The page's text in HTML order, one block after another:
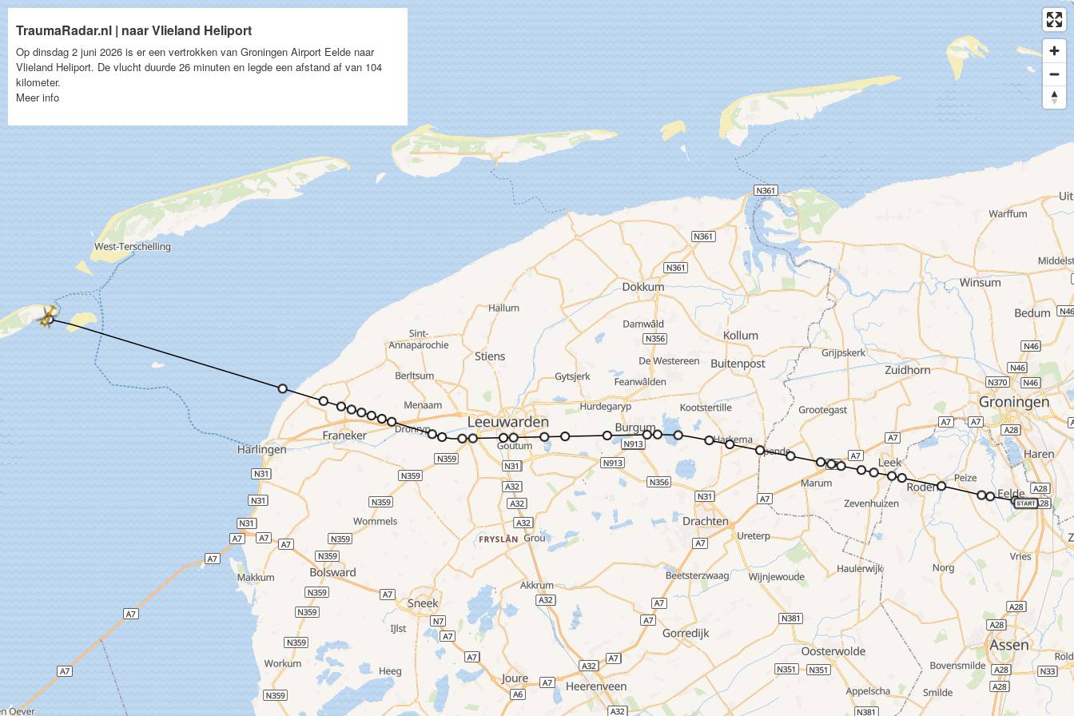
TraumaRadar.nl | naar Vlieland Heliport
Op dinsdag 2 juni 2026 is er een vertrokken van Groningen Airport Eelde naar
Vlieland Heliport. De vlucht duurde 26 minuten en legde een afstand af van 104
kilometer.
Meer info